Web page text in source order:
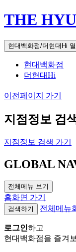
THE
현대백화점/더현대Hi
현대백화점
더현대Hi
이전페이지 가기
지점정보 검
지점정보 검색 가기
GLOBAL
전체메뉴 보기
홈화면 가기
검색하기 전체메뉴
로그인하고
현대백화점을 즐겨